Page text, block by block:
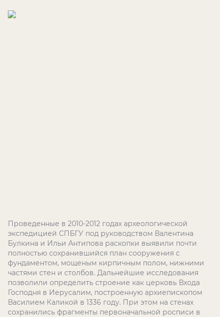
Проведенные в 2010-2012 годах археологической
экспедицией СПБГУ под руководством Валентина
Булкина и Ильи Антипова раскопки выявили почти
полностью сохранившийся план сооружения с
фундаментом, мощеным кирпичным полом, нижними
частями стен и столбов. Дальнейшие исследования
позволили определить строение как церковь Входа
Господня в Иерусалим, построенную архиепископом
Василием Каликой в 1336 году. При этом на стенах
сохранились фрагменты первоначальной росписи в